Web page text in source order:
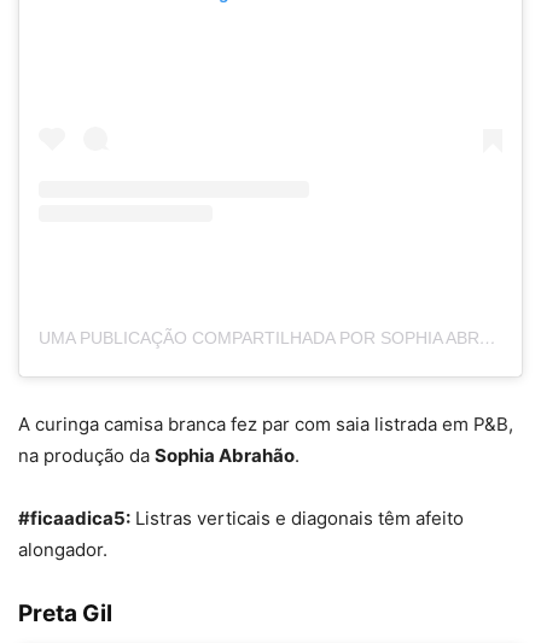
UMA PUBLICAÇÃO COMPARTILHADA POR SOPHIA ABRAHÃO (@SOPHIAABRAHAO)
A curinga camisa branca fez par com saia listrada em P&B,
na produção da Sophia Abrahão.
#ficaadica5: Listras verticais e diagonais têm afeito
alongador.
Preta Gil